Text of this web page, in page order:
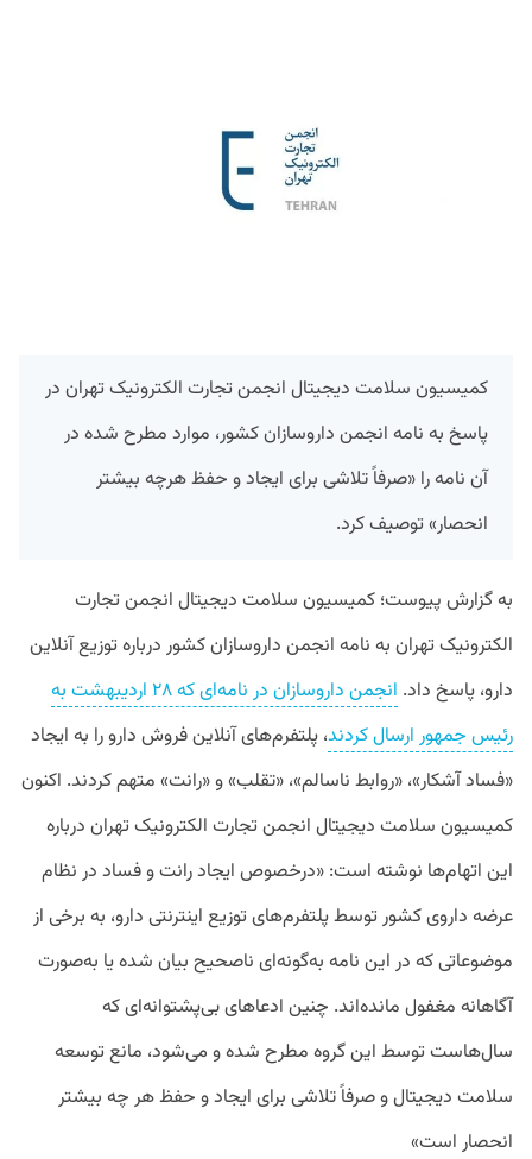
کمیسیون سلامت دیجیتال انجمن تجارت الکترونیک تهران در
پاسخ به نامه انجمن داروسازان کشور، موارد مطرح شده در
آن نامه را «صرفاً تلاشی برای ایجاد و حفظ هرچه بیشتر
انحصار» توصیف کرد.
به گزارش پیوست؛ کمیسیون سلامت دیجیتال انجمن تجارت
الکترونیک تهران به نامه انجمن داروسازان کشور درباره توزیع آنلاین
دارو، پاسخ داد.
انجمن داروسازان در نامه‌ای که ۲۸ اردیبهشت به
رئیس جمهور ارسال کردند، پلتفرم‌های آنلاین فروش دارو را به ایجاد
«فساد آشکار»، «روابط ناسالم»، «تقلب» و «رانت» متهم کردند. اکنون
کمیسیون سلامت دیجیتال انجمن تجارت الکترونیک تهران درباره
این اتهام‌ها نوشته است: «درخصوص ایجاد رانت و فساد در نظام
عرضه داروی کشور توسط پلتفر‌م‌های توزیع اینترنتی دارو، به برخی از
موضوعاتی که در این نامه به‌گونه‌ای ناصحیح بیان شده یا به‌صورت
آگاهانه مغفول مانده‌اند. چنین ادعاهای بی‌پشتوانه‌ای که
سال‌هاست توسط این گروه مطرح شده و می‌شود، مانع توسعه
سلامت دیجیتال و صرفاً تلاشی برای ایجاد و حفظ هر چه بیشتر
انحصار است»